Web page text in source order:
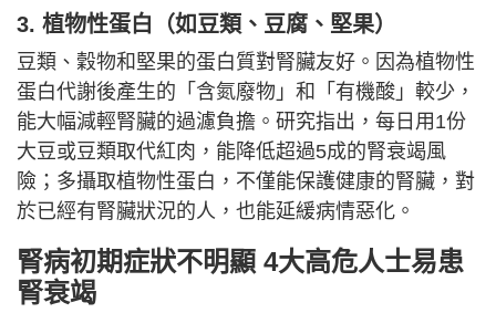
3. 植物性蛋白（如豆類、豆腐、堅果）
豆類、穀物和堅果的蛋白質對腎臟友好。因為植物性
蛋白代謝後產生的「含氮廢物」和「有機酸」較少，
能大幅減輕腎臟的過濾負擔。研究指出，每日用1份
大豆或豆類取代紅肉，能降低超過5成的腎衰竭風
險；多攝取植物性蛋白，不僅能保護健康的腎臟，對
於已經有腎臟狀況的人，也能延緩病情惡化。
腎病初期症狀不明顯 4大高危人士易患
腎衰竭